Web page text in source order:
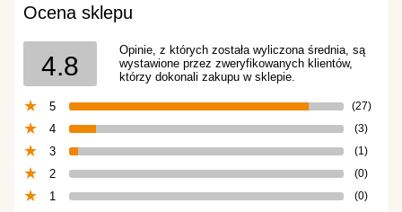
Ocena sklepu
4.8
Opinie, z których została wyliczona średnia, są
wystawione przez zweryfikowanych klientów,
którzy dokonali zakupu w sklepie.
5 (27)
4 (3)
3 (1)
2 (0)
1 (0)